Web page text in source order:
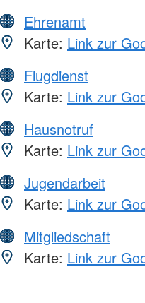
Ehrenamt
Karte: Link zur
Flugdienst
Karte: Link zur
Hausnotruf
Karte: Link zur
Jugendarbeit
Karte: Link zur
Mitgliedschaft
Karte: Link zur